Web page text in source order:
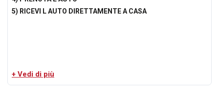
5) RICEVI L AUTO DIRETTAMENTE A CASA
Ecco i 6 motivi principali :